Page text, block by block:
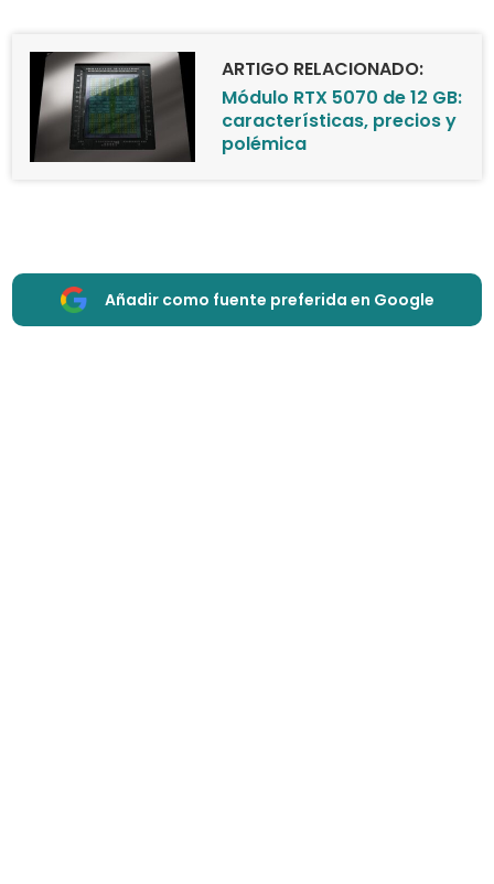
ARTIGO RELACIONADO:
Módulo RTX 5070 de 12 GB:
características, precios y
polémica
Añadir como fuente preferida en Google